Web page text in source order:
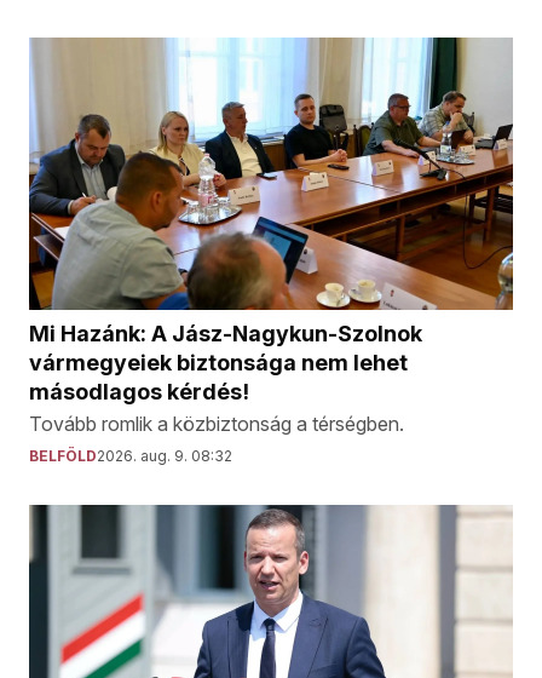
Mi Hazánk: A Jász-Nagykun-Szolnok
vármegyeiek biztonsága nem lehet
másodlagos kérdés!
Tovább romlik a közbiztonság a térségben.
BELFÖLD2026. aug. 9. 08:32